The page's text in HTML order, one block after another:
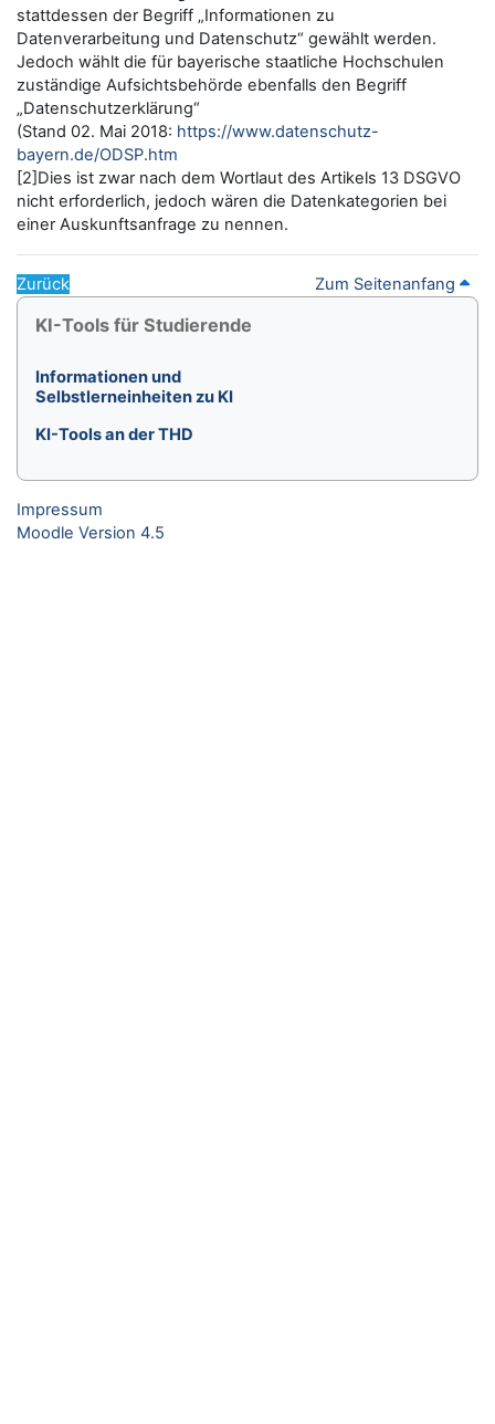
stattdessen der Begriff „Informationen zu
Datenverarbeitung und Datenschutz“ gewählt werden.
Jedoch wählt die für bayerische staatliche Hochschulen
zuständige Aufsichtsbehörde ebenfalls den Begriff
„Datenschutzerklärung“
(Stand 02. Mai 2018: https://www.datenschutz-
bayern.de/ODSP.htm
[2]Dies ist zwar nach dem Wortlaut des Artikels 13 DSGVO
nicht erforderlich, jedoch wären die Datenkategorien bei
einer Auskunftsanfrage zu nennen.
Zurück Zum Seitenanfang
Blöcke
KI-Tools für Studierende überspringen
KI-Tools für Studierende
Informationen und
Selbstlerneinheiten zu KI
KI-Tools an der THD
Impressum
Moodle Version 4.5